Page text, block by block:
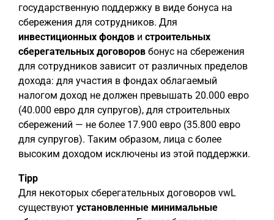
государственную поддержку в виде бонуса на
сбережения для сотрудников. Для
инвестиционных фондов и строительных
сберегательных договоров бонус на сбережения
для сотрудников зависит от различных пределов
дохода: для участия в фондах облагаемый
налогом доход не должен превышать 20.000 евро
(40.000 евро для супругов), для строительных
сбережений — не более 17.900 евро (35.800 евро
для супругов). Таким образом, лица с более
высоким доходом исключены из этой поддержки.
Tipp
Для некоторых сберегательных договоров vwL
существуют установленные минимальные